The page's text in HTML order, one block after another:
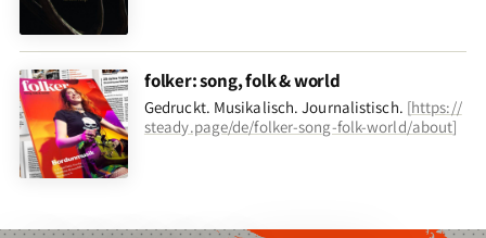
folker: song, folk & world
Gedruckt. Musikalisch. Journalistisch. [https://
steady.page/de/folker-song-folk-world/about]